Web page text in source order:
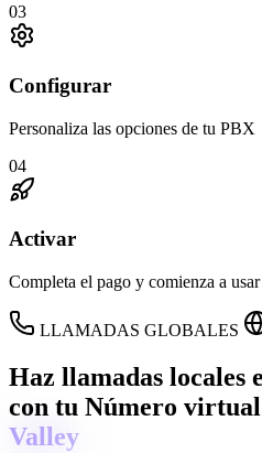
03
Configurar
Personaliza las opciones de tu PBX
04
Activar
Completa el pago y comienza a usar
LLAMADAS GLOBALES
Haz llamadas locales
con tu Número
Valley